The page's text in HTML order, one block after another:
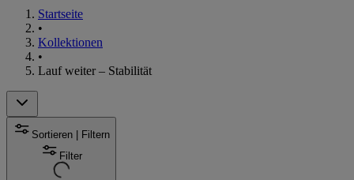
Startseite
•
Kollektionen
•
Lauf weiter – Stabilität
Sortieren | Filtern
Filter